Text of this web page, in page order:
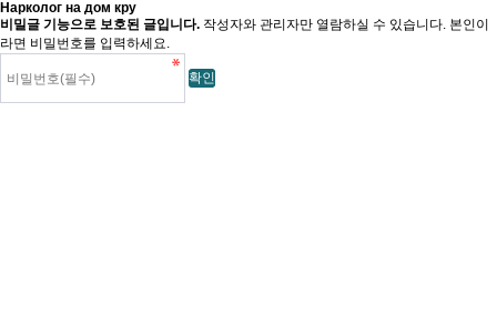
Нарколог на дом кру
비밀글 기능으로 보호된 글입니다. 작성자와 관리자만 열람하실 수 있습니다. 본인이
라면 비밀번호를 입력하세요.